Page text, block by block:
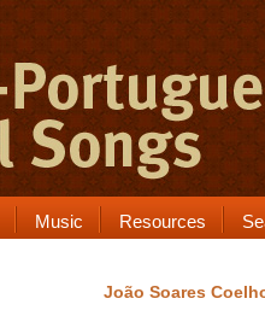
Music Resources
João Soares